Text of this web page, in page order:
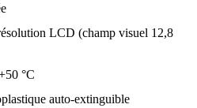
LCD (champ visuel 12,8
°C
auto-extinguible